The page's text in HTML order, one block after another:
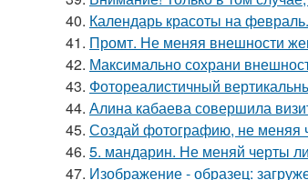
40. Календарь красоты на февраль.
41. Промт. Не меняя внешности
42. Максимально сохрани
43. Фотореалистичный
44. Алина кабаева совершила
45. Создай фотографию, не меняя
46. 5. мандарин. Не меняй черты
47. Изображение - образец: